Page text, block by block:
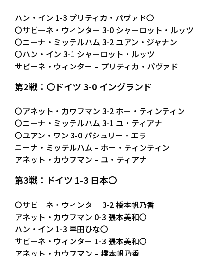
ハン・イン 1-3 プリティカ・パヴァド〇
〇サビーネ・ウィンター 3-0 シャーロット・ルッツ
〇ニーナ・ミッテルハム 3-2 ユアン・ジャナン
〇ハン・イン 3-1 シャーロット・ルッツ
サビーネ・ウィンター – プリティカ・パヴァド
第2戦：〇ドイツ 3-0 イングランド
〇アネット・カウフマン 3-2 ホー・ティンティン
〇ニーナ・ミッテルハム 3-1 ユ・ティアナ
〇ユアン・ワン 3-0 パシュリー・エラ
ニーナ・ミッテルハム – ホー・ティンティン
アネット・カウフマン – ユ・ティアナ
第3戦：ドイツ 1-3 日本〇
〇サビーネ・ウィンター 3-2 橋本帆乃香
アネット・カウフマン 0-3 張本美和〇
ハン・イン 1-3 早田ひな〇
サビーネ・ウィンター 1-3 張本美和〇
アネット・カウフマン – 橋本帆乃香